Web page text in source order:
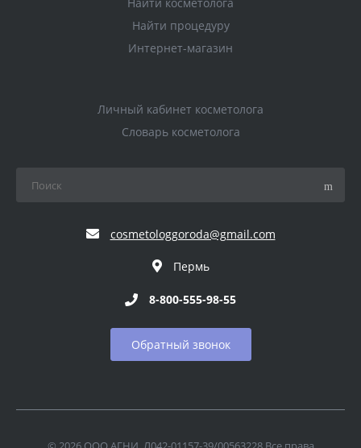
Найти процедуру
Интернет-магазин
Личный кабинет косметолога
Словарь косметолога
cosmetologgoroda@gmail.com
Пермь
8-800-555-98-55
Обратный звонок